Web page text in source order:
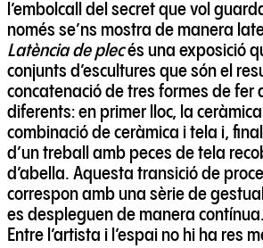
l’embolcall del secret que vol
només se’ns mostra de manera
Latència de plecés una exposició
conjunts d’escultures que són el
concatenació de tres formes de fer
diferents: en primer lloc, la
combinació de ceràmica i tela i,
d’un treball amb peces de tela
d’abella. Aquesta transició de
correspon amb una sèrie de
es despleguen de manera contínua.
Entre l’artista i l’espai no hi ha res